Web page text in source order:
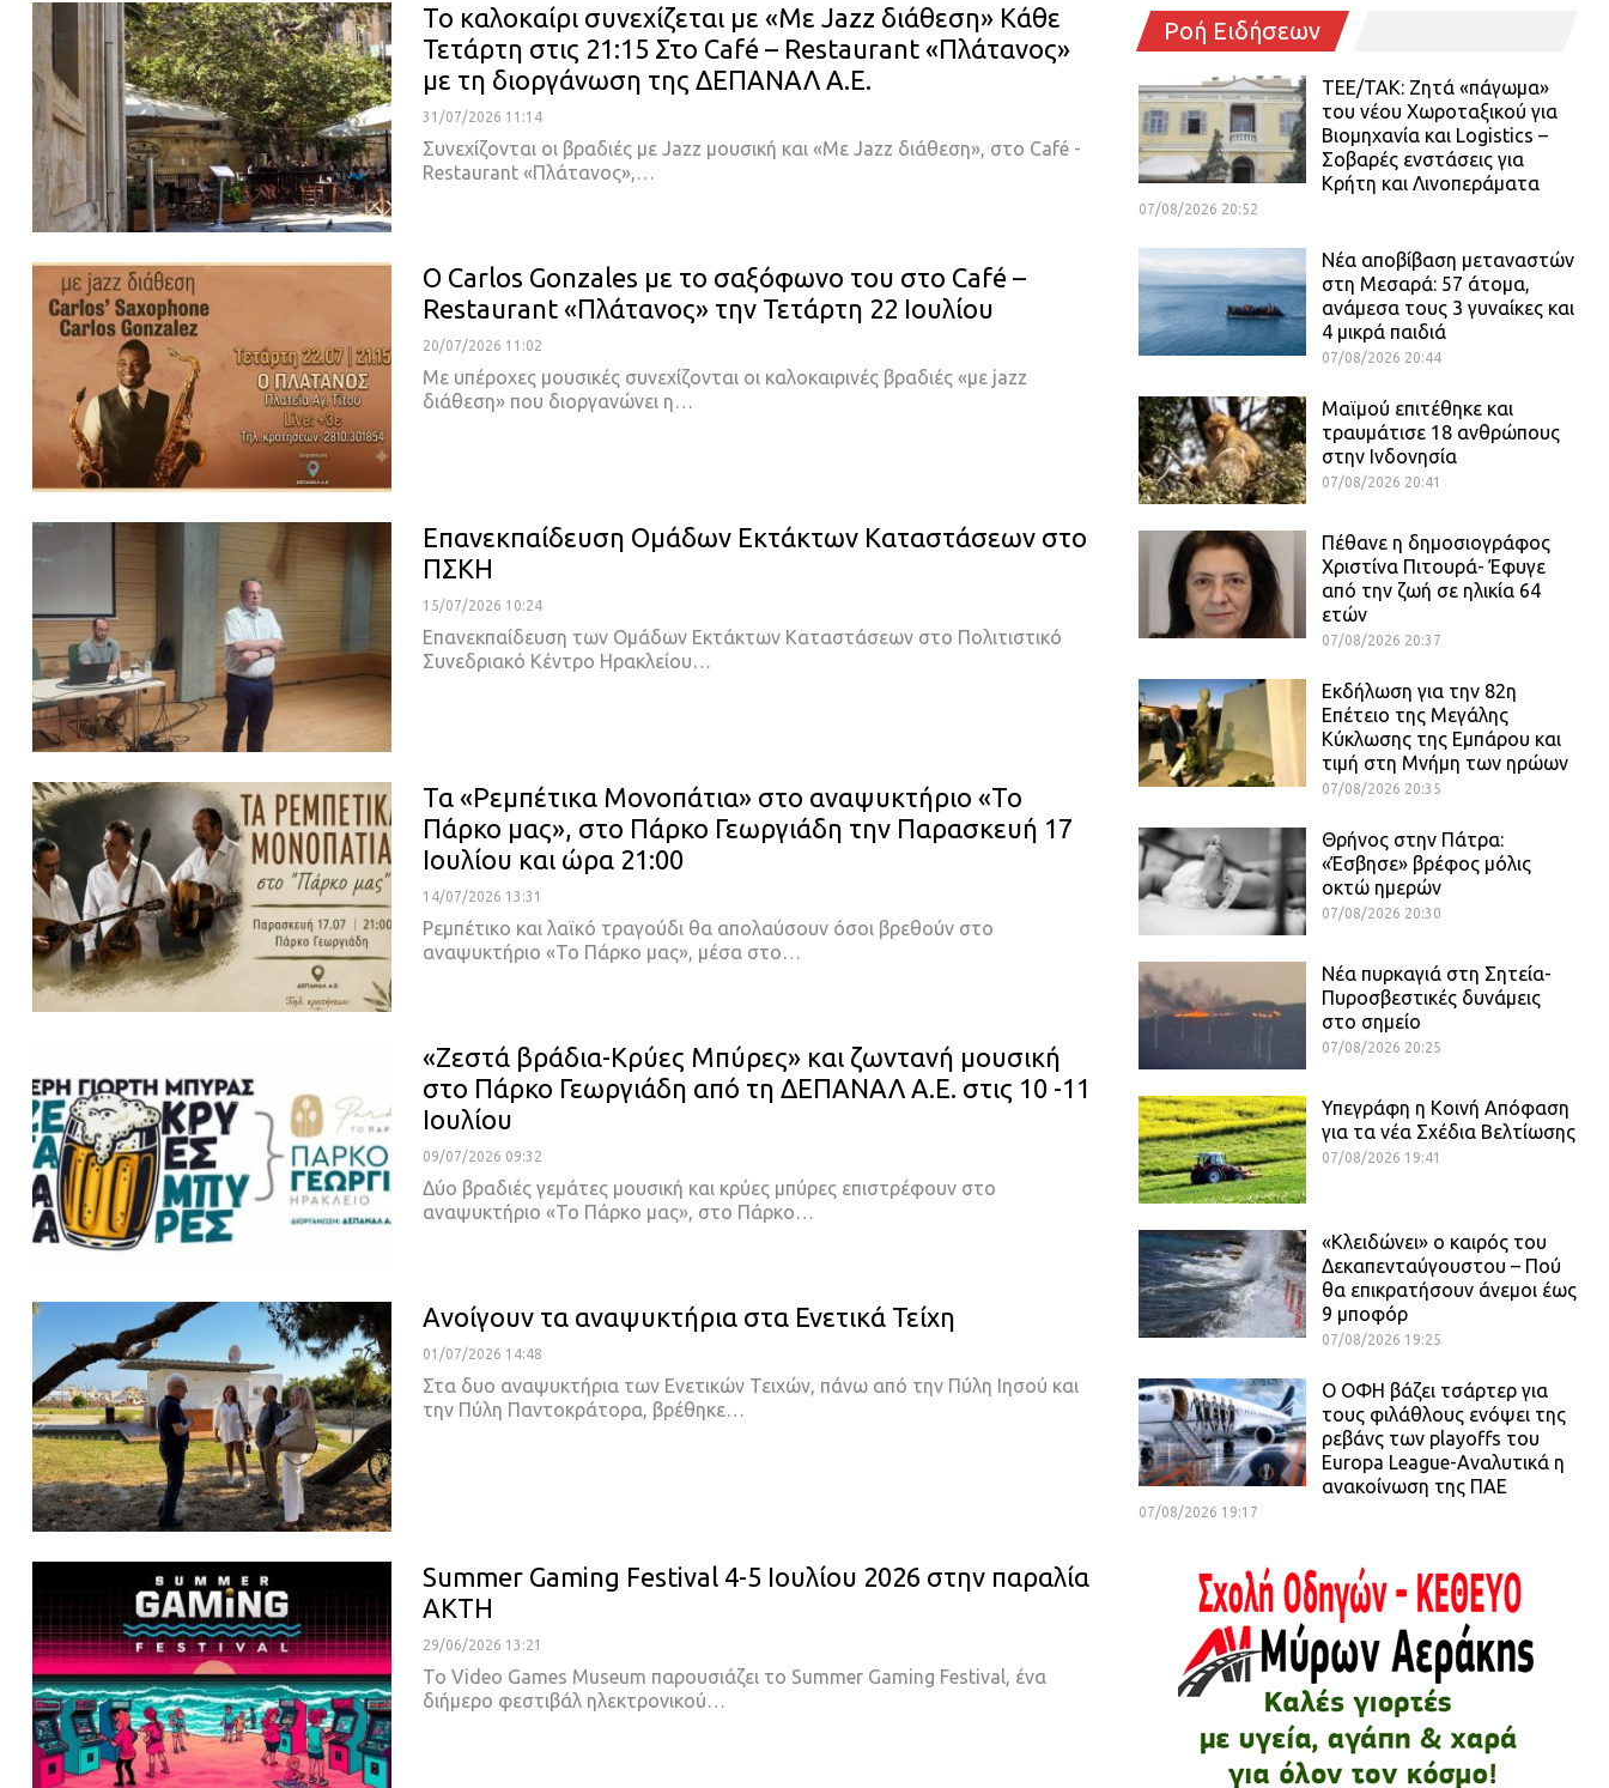
Το καλοκαίρι συνεχίζεται με «Με Jazz διάθεση» Κάθε
Τετάρτη στις 21:15 Στο Café – Restaurant «Πλάτανος»
με τη διοργάνωση της ΔΕΠΑΝΑΛ Α.Ε.
31/07/2026 11:14
Συνεχίζονται οι βραδιές με Jazz μουσική και «Με Jazz διάθεση», στο Café -
Restaurant «Πλάτανος»,…
Ο Carlos Gonzales με το σαξόφωνο του στο Café –
Restaurant «Πλάτανος» την Τετάρτη 22 Ιουλίου
20/07/2026 11:02
Με υπέροχες μουσικές συνεχίζονται οι καλοκαιρινές βραδιές «με jazz
διάθεση» που διοργανώνει η…
Επανεκπαίδευση Ομάδων Εκτάκτων Καταστάσεων στο
ΠΣΚΗ
15/07/2026 10:24
Επανεκπαίδευση των Ομάδων Εκτάκτων Καταστάσεων στο Πολιτιστικό
Συνεδριακό Κέντρο Ηρακλείου…
Τα «Ρεμπέτικα Μονοπάτια» στο αναψυκτήριο «Το
Πάρκο μας», στο Πάρκο Γεωργιάδη την Παρασκευή 17
Ιουλίου και ώρα 21:00
14/07/2026 13:31
Ρεμπέτικο και λαϊκό τραγούδι θα απολαύσουν όσοι βρεθούν στο
αναψυκτήριο «Το Πάρκο μας», μέσα στο…
«Ζεστά βράδια-Κρύες Μπύρες» και ζωντανή μουσική
στο Πάρκο Γεωργιάδη από τη ΔΕΠΑΝΑΛ Α.Ε. στις 10 -11
Ιουλίου
09/07/2026 09:32
Δύο βραδιές γεμάτες μουσική και κρύες μπύρες επιστρέφουν στο
αναψυκτήριο «Το Πάρκο μας», στο Πάρκο…
Ανοίγουν τα αναψυκτήρια στα Ενετικά Τείχη
01/07/2026 14:48
Στα δυο αναψυκτήρια των Ενετικών Τειχών, πάνω από την Πύλη Ιησού και
την Πύλη Παντοκράτορα, βρέθηκε…
Summer Gaming Festival 4-5 Ιουλίου 2026 στην παραλία
ΑΚΤΗ
29/06/2026 13:21
Το Video Games Museum παρουσιάζει το Summer Gaming Festival, ένα
διήμερο φεστιβάλ ηλεκτρονικού…
Ροή Ειδήσεων
ΤΕΕ/ΤΑΚ: Ζητά «πάγωμα»
του νέου Χωροταξικού για
Βιομηχανία και Logistics –
Σοβαρές ενστάσεις για
Κρήτη και Λινοπεράματα
07/08/2026 20:52
Νέα αποβίβαση μεταναστών
στη Μεσαρά: 57 άτομα,
ανάμεσα τους 3 γυναίκες και
4 μικρά παιδιά
07/08/2026 20:44
Μαϊμού επιτέθηκε και
τραυμάτισε 18 ανθρώπους
στην Ινδονησία
07/08/2026 20:41
Πέθανε η δημοσιογράφος
Χριστίνα Πιτουρά- Έφυγε
από την ζωή σε ηλικία 64
ετών
07/08/2026 20:37
Εκδήλωση για την 82η
Επέτειο της Μεγάλης
Κύκλωσης της Εμπάρου και
τιμή στη Μνήμη των ηρώων
07/08/2026 20:35
Θρήνος στην Πάτρα:
«Έσβησε» βρέφος μόλις
οκτώ ημερών
07/08/2026 20:30
Νέα πυρκαγιά στη Σητεία-
Πυροσβεστικές δυνάμεις
στο σημείο
07/08/2026 20:25
Υπεγράφη η Κοινή Απόφαση
για τα νέα Σχέδια Βελτίωσης
07/08/2026 19:41
«Κλειδώνει» ο καιρός του
Δεκαπενταύγουστου – Πού
θα επικρατήσουν άνεμοι έως
9 μποφόρ
07/08/2026 19:25
Ο ΟΦΗ βάζει τσάρτερ για
τους φιλάθλους ενόψει της
ρεβάνς των playoffs του
Europa League-Αναλυτικά η
ανακοίνωση της ΠΑΕ
07/08/2026 19:17